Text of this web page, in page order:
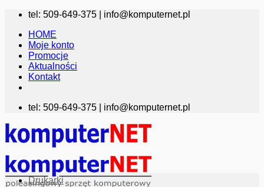
Przewiń
zawartości
tel: 509-649-375 | info@komputernet.pl
HOME
Moje konto
Promocje
Aktualności
Kontakt
tel: 509-649-375 | info@komputernet.pl
Drukarki